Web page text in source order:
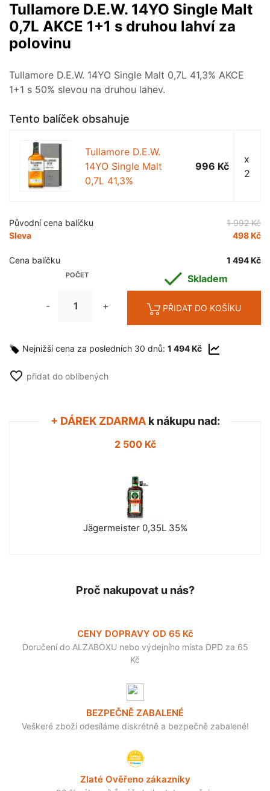
Tullamore D.E.W. 14YO Single Malt
0,7L AKCE 1+1 s druhou lahví za
polovinu
Tullamore D.E.W. 14YO Single Malt 0,7L 41,3% AKCE
1+1 s 50% slevou na druhou lahev.
Tento balíček obsahuje
Tullamore D.E.W.
14YO Single Malt
0,7L 41,3%
996 Kč
x
2
Původní cena balíčku
1 992 Kč
Sleva
498 Kč
Cena balíčku 1 494 Kč
POČET
- +
 Skladem
PŘIDAT DO KOŠÍKU
Nejnižší cena za posledních 30 dnů: 1 494 Kč
favorite_border přidat do oblíbených
+ DÁREK ZDARMAk nákupu nad:
2 500 Kč
Jägermeister 0,35L 35%
Proč nakupovat u nás?
CENY DOPRAVY OD 65 Kč
Doručení do ALZABOXU nebo výdejního místa DPD za 65
Kč
BEZPEČNĚ ZABALENÉ
Veškeré zboží odesíláme diskrétně a bezpečně zabalené!
Zlaté Ověřeno zákazníky